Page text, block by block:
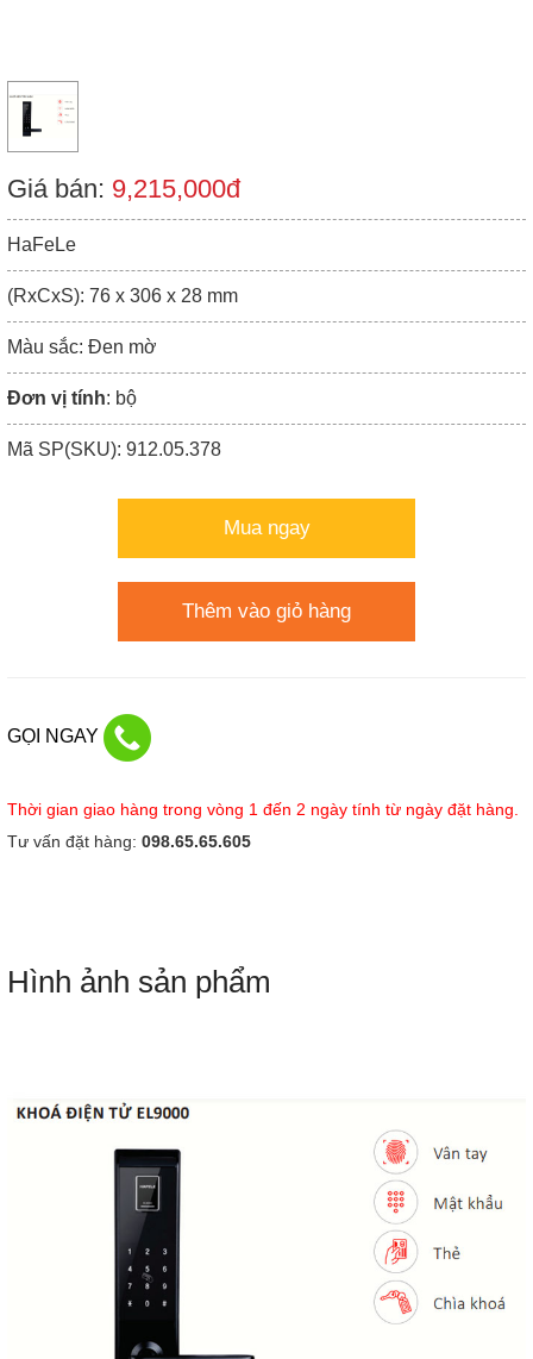
Giá bán: 9,215,000đ
HaFeLe
(RxCxS): 76 x 306 x 28 mm
Màu sắc: Đen mờ
Đơn vị tính: bộ
Mã SP(SKU): 912.05.378
Mua ngay
Thêm vào giỏ hàng
GỌI NGAY
Thời gian giao hàng trong vòng 1 đến 2 ngày tính từ ngày đặt hàng.
Tư vấn đặt hàng: 098.65.65.605
Hình ảnh sản phẩm